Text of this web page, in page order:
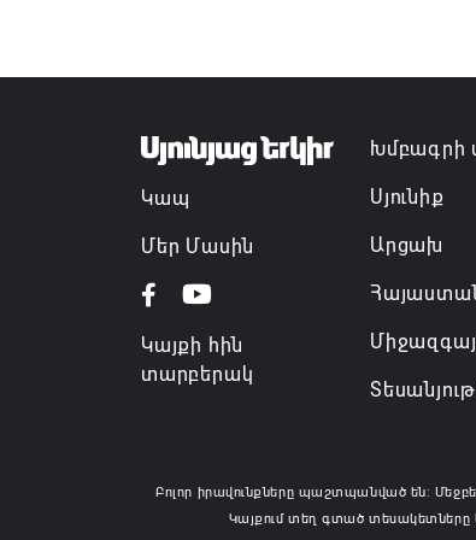
Կապ
Մեր Մասին
Կայքի հին
տարբերակ
Խմբագրի
Սյունիք
Արցախ
Բոլոր իրավունքները պաշտպանված են:
Կայքում տեղ գտած տեսակետները